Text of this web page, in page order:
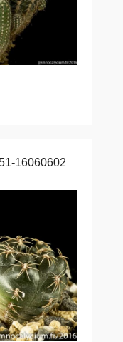
16060602